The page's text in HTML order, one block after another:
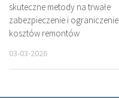
skuteczne metody na trwałe
zabezpieczenie i ograniczenie
kosztów remontów
03-03-2026